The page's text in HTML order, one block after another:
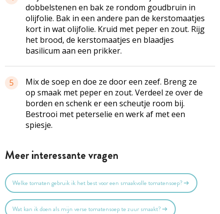
dobbelstenen en bak ze rondom goudbruin in
olijfolie. Bak in een andere pan de kerstomaatjes
kort in wat olijfolie. Kruid met peper en zout. Rijg
het brood, de kerstomaatjes en blaadjes
basilicum aan een prikker.
5
Mix de soep en doe ze door een zeef. Breng ze
op smaak met peper en zout. Verdeel ze over de
borden en schenk er een scheutje room bij.
Bestrooi met peterselie en werk af met een
spiesje.
Meer interessante vragen
Welke tomaten gebruik ik het best voor een smaakvolle tomatensoep?
Wat kan ik doen als mijn verse tomatensoep te zuur smaakt?